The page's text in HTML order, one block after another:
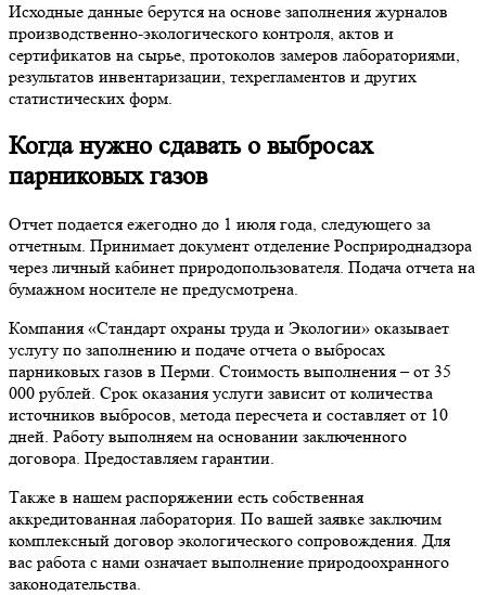
Исходные данные берутся на основе заполнения журналов
производственно-экологического контроля, актов и
сертификатов на сырье, протоколов замеров лабораториями,
результатов инвентаризации, техрегламентов и других
статистических форм.
Когда нужно сдавать о выбросах
парниковых газов
Отчет подается ежегодно до 1 июля года, следующего за
отчетным. Принимает документ отделение Росприроднадзора
через личный кабинет природопользователя. Подача отчета на
бумажном носителе не предусмотрена.
Компания «Стандарт охраны труда и Экологии» оказывает
услугу по заполнению и подаче отчета о выбросах
парниковых газов в Перми. Стоимость выполнения – от 35
000 рублей. Срок оказания услуги зависит от количества
источников выбросов, метода пересчета и составляет от 10
дней. Работу выполняем на основании заключенного
договора. Предоставляем гарантии.
Также в нашем распоряжении есть собственная
аккредитованная лаборатория. По вашей заявке заключим
комплексный договор экологического сопровождения. Для
вас работа с нами означает выполнение природоохранного
законодательства.